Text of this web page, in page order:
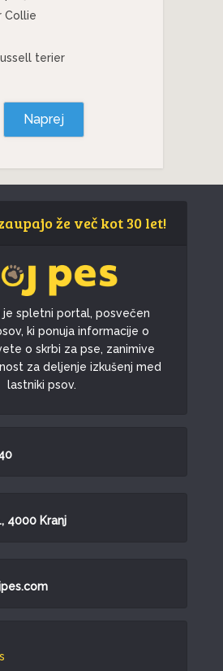
Collie
terier
Naprej
že več kot 30 let!
je spletni portal, posvečen
ki ponuja informacije o
o skrbi za pse, zanimive
za deljenje izkušenj med
lastniki psov.
4000 Kranj